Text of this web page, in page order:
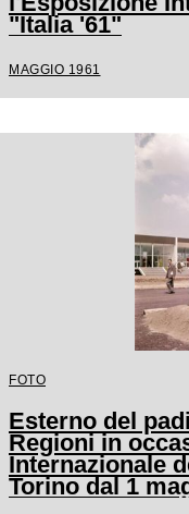
"Italia '61"
MAGGIO 1961
FOTO
Esterno del
Regioni in
Internazionale
Torino dal 1